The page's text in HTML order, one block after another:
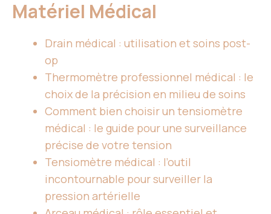
Matériel Médical
Drain médical : utilisation et soins post-
op
Thermomètre professionnel médical : le
choix de la précision en milieu de soins
Comment bien choisir un tensiomètre
médical : le guide pour une surveillance
précise de votre tension
Tensiomètre médical : l’outil
incontournable pour surveiller la
pression artérielle